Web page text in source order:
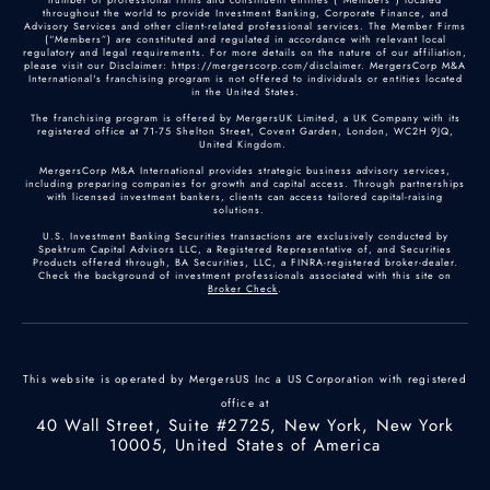
throughout the world to provide Investment Banking, Corporate Finance, and
Advisory Services and other client-related professional services. The Member Firms
(“Members”) are constituted and regulated in accordance with relevant local
regulatory and legal requirements. For more details on the nature of our affiliation,
please visit our Disclaimer: https://mergerscorp.com/disclaimer. MergersCorp M&A
International's franchising program is not offered to individuals or entities located
in the United States.
The franchising program is offered by MergersUK Limited, a UK Company with its
registered office at 71-75 Shelton Street, Covent Garden, London, WC2H 9JQ,
United Kingdom.
MergersCorp M&A International provides strategic business advisory services,
including preparing companies for growth and capital access. Through partnerships
with licensed investment bankers, clients can access tailored capital-raising
solutions.
U.S. Investment Banking Securities transactions are exclusively conducted by
Spektrum Capital Advisors LLC, a Registered Representative of, and Securities
Products offered through, BA Securities, LLC, a FINRA-registered broker-dealer.
Check the background of investment professionals associated with this site on
Broker Check.
This website is operated by MergersUS Inc a US Corporation with registered
office at
40 Wall Street, Suite #2725, New York, New York
10005, United States of America